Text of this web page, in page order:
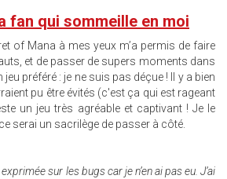
fan qui sommeille en moi
of Mana à mes yeux m’a permis de faire
et de passer de supers moments dans
préféré : je ne suis pas déçue ! Il y a bien
pu être évités (c'est ça qui est rageant
un jeu très agréable et captivant ! Je le
serai un sacrilège de passer à côté.
sur les bugs car je n’en ai pas eu. J’ai